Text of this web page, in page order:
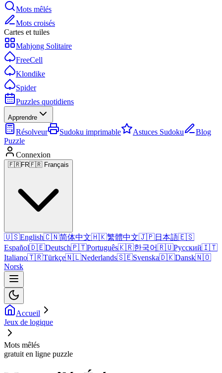
Mots mêlés
Mots croisés
Cartes et tuiles
Mahjong Solitaire
FreeCell
Klondike
Spider
Puzzles quotidiens
Apprendre
Résolveur Sudoku imprimable Astuces Sudoku
Blog
Puzzle
Connexion
🇫🇷FR🇫🇷 Français
🇺🇸English🇨🇳简体中文🇭🇰繁體中文🇯🇵日本語🇪🇸
Español🇩🇪Deutsch🇵🇹Português🇰🇷한국어🇷🇺Русский🇮🇹
Italiano🇹🇷Türkçe🇳🇱Nederlands🇸🇪Svenska🇩🇰Dansk🇳🇴
Norsk
Accueil
Jeux de logique
Mots mêlés
gratuit en ligne puzzle